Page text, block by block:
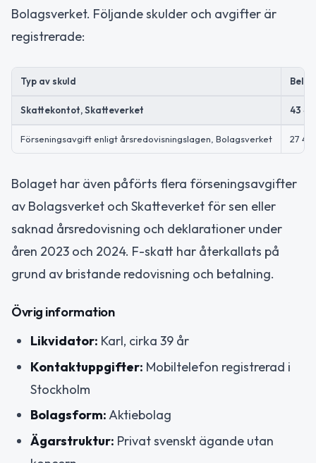
Bolagsverket. Följande skulder och avgifter är
registrerade:
Typ av skuld
Skattekontot, Skatteverket 43
Förseningsavgift enligt årsredovisningslagen, Bolagsverket 27
Bolaget har även påförts flera förseningsavgifter
av Bolagsverket och Skatteverket för sen eller
saknad årsredovisning och deklarationer under
åren 2023 och 2024. F-skatt har återkallats på
grund av bristande redovisning och betalning.
Övrig information
Likvidator: Karl, cirka 39 år
Kontaktuppgifter: Mobiltelefon registrerad i
Stockholm
Bolagsform:Aktiebolag
Ägarstruktur: Privat svenskt ägande utan